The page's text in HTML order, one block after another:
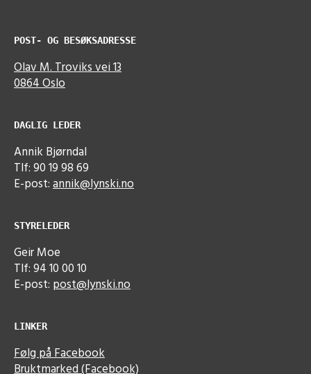
POST- OG BESØKSADRESSE
Olav M. Troviks vei 13
0864 Oslo
DAGLIG LEDER
Annik Bjørndal
Tlf: 90 19 98 69
E-post:annik@lynski.no
STYRELEDER
Geir Moe
Tlf: 94 10 00 10
E-post: post@lynski.no
LINKER
Følg på Facebook
Bruktmarked (Facebook)